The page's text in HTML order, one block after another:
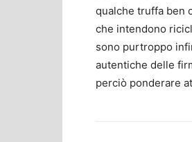
qualche truffa ben
che intendono
sono purtroppo
autentiche delle
perciò ponderare